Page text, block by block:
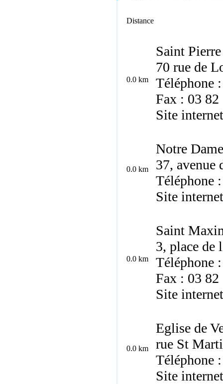
Distance
0.0 km
Saint Pierre
70 rue de
Téléphone
Fax : 03 82
Site
0.0 km
Notre
37, avenue
Téléphone
Site
0.0 km
Saint
3, place de
Téléphone
Fax : 03 82
Site
0.0 km
Eglise de
rue St
Téléphone
Site